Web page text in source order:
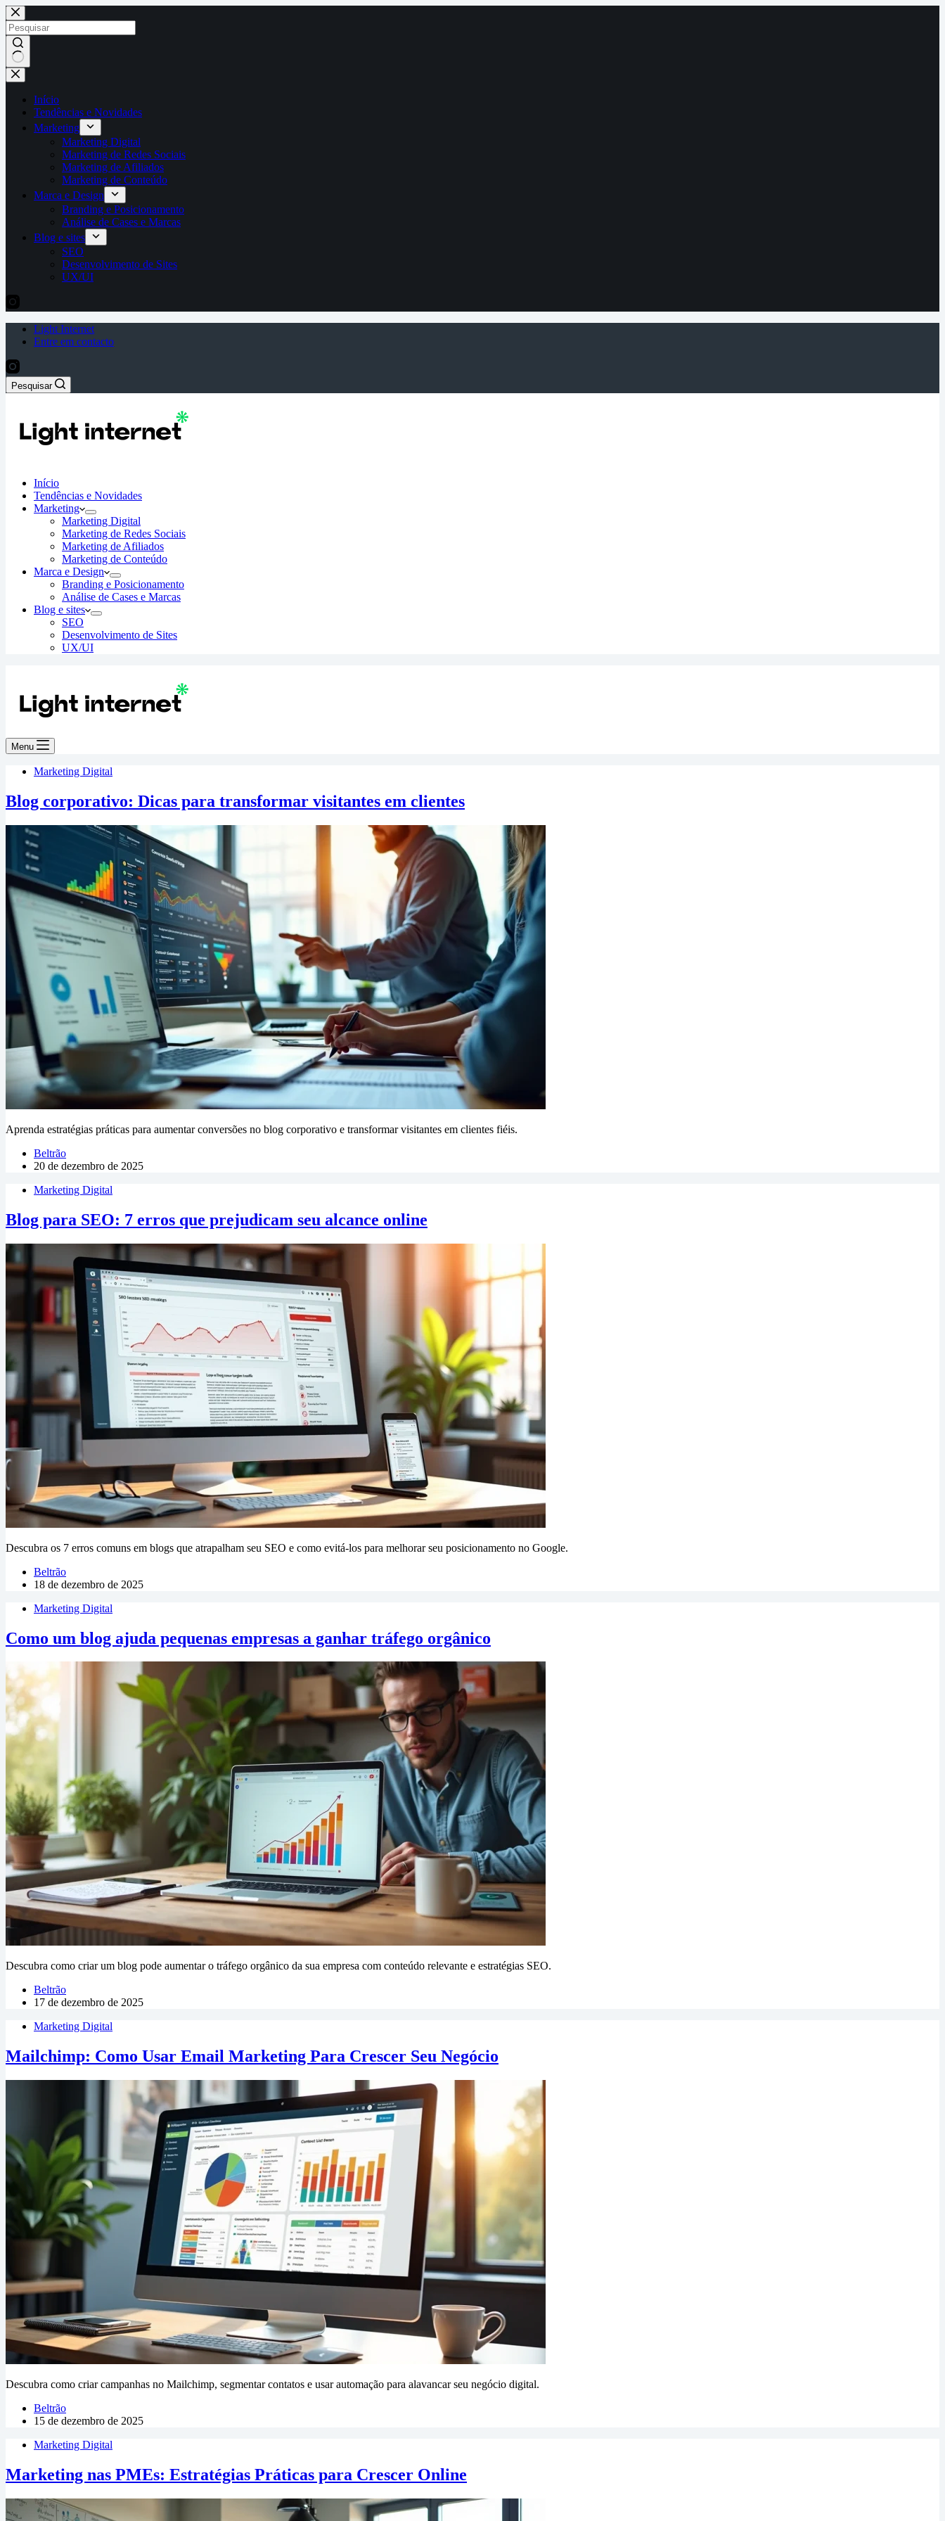
Pular
para
o
conteúdo
Sem
resultados
Início
Tendências e Novidades
Marketing
Marketing Digital
Marketing de Redes Sociais
Marketing de Afiliados
Marketing de Conteúdo
Marca e Design
Branding e Posicionamento
Análise de Cases e Marcas
Blog e sites
SEO
Desenvolvimento de Sites
UX/UI
Light Internet
Entre em contacto
Pesquisar
Início
Tendências e Novidades
Marketing
Marketing Digital
Marketing de Redes Sociais
Marketing de Afiliados
Marketing de Conteúdo
Marca e Design
Branding e Posicionamento
Análise de Cases e Marcas
Blog e sites
SEO
Desenvolvimento de Sites
UX/UI
Menu
Marketing Digital
Blog corporativo: Dicas para transformar visitantes em clientes
Aprenda estratégias práticas para aumentar conversões no blog corporativo e transformar visitantes em clientes fiéis.
Beltrão
20 de dezembro de 2025
Marketing Digital
Blog para SEO: 7 erros que prejudicam seu alcance online
Descubra os 7 erros comuns em blogs que atrapalham seu SEO e como evitá-los para melhorar seu posicionamento no Google.
Beltrão
18 de dezembro de 2025
Marketing Digital
Como um blog ajuda pequenas empresas a ganhar tráfego orgânico
Descubra como criar um blog pode aumentar o tráfego orgânico da sua empresa com conteúdo relevante e estratégias SEO.
Beltrão
17 de dezembro de 2025
Marketing Digital
Mailchimp: Como Usar Email Marketing Para Crescer Seu Negócio
Descubra como criar campanhas no Mailchimp, segmentar contatos e usar automação para alavancar seu negócio digital.
Beltrão
15 de dezembro de 2025
Marketing Digital
Marketing nas PMEs: Estratégias Práticas para Crescer Online